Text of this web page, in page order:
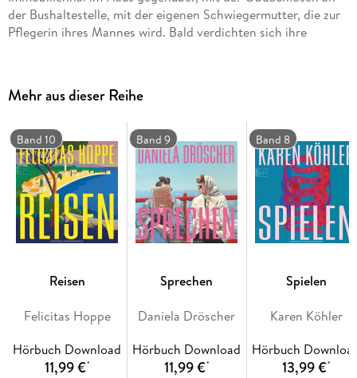
der Bushaltestelle, mit der eigenen Schwiegermutter, die zur
Pflegerin ihres Mannes wird. Bald verdichten sich ihre
aufzeigt. Heike Geißler, Tochter einer ostdeutschen
Arbeiterfamilie, zweifache Mutter und systemkritische
Autorin, widmet sich der Arbeit in ihrer üblichen Manier:
politisch, poetisch, radikal.
Mehr aus dieser Reihe
Band 10
Reisen
Felicitas Hoppe
Hörbuch Download
11,99 €*
Band 9
Sprechen
Daniela Dröscher
Hörbuch Download
11,99 €*
Band 8
Spielen
Karen Köhler
Hörbuch
13,99 €*